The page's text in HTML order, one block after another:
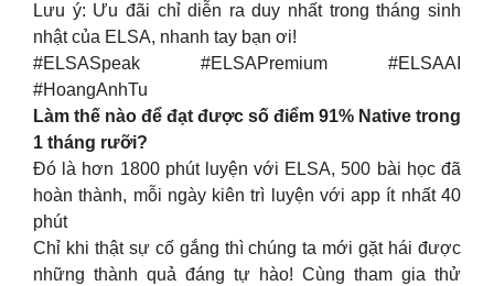
Lưu ý: Ưu đãi chỉ diễn ra duy nhất trong tháng sinh
nhật của ELSA, nhanh tay bạn ơi!
#ELSASpeak #ELSAPremium #ELSAAI
#HoangAnhTu
Làm thế nào để đạt được số điểm 91% Native trong
1 tháng rưỡi?
Đó là hơn 1800 phút luyện với ELSA, 500 bài học đã
hoàn thành, mỗi ngày kiên trì luyện với app ít nhất 40
phút
Chỉ khi thật sự cố gắng thì chúng ta mới gặt hái được
những thành quả đáng tự hào! Cùng tham gia thử